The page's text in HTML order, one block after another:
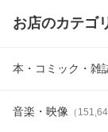
お店のカテゴ
本・コミック・雑
音楽・映像 （